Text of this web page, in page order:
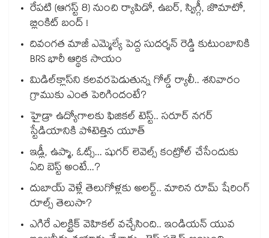
రేపటి (ఆగస్ట్ 8) నుంచి ర్యాపిడో, ఉబర్, స్విగ్గీ, జొమాటో,
బ్లింకిట్ బంద్ !
దివంగత మాజీ ఎమ్మెల్యే పెద్ద సుదర్శన్ రెడ్డి కుటుంబానికి
BRS భారీ ఆర్థిక సాయం
మిడిల్‌క్లాస్‌ని కలవరపెడుతున్న గోల్డ్ ర్యాలీ.. శనివారం
గ్రాముకు ఎంత పెరిగిందంటే?
హైడ్రా ఉద్యోగాలకు ఫిజికల్ టెస్ట్.. సరూర్ నగర్
స్టేడియానికి పోటెత్తిన యూత్
ఇడ్లీ, ఉప్మా, ఓట్స్... షుగర్ లెవెల్స్ కంట్రోల్ చేసేందుకు
ఏది బెస్ట్ అంటే...?
దుబాయ్ వెళ్లే తెలుగోళ్లకు అలర్ట్.. మారిన రూమ్ షేరింగ్‌
రూల్స్ తెలుసా?
ఎగిరే ఎలక్ట్రిక్ వెహికల్ వచ్చేసింది.. ఇండియన్ యువ